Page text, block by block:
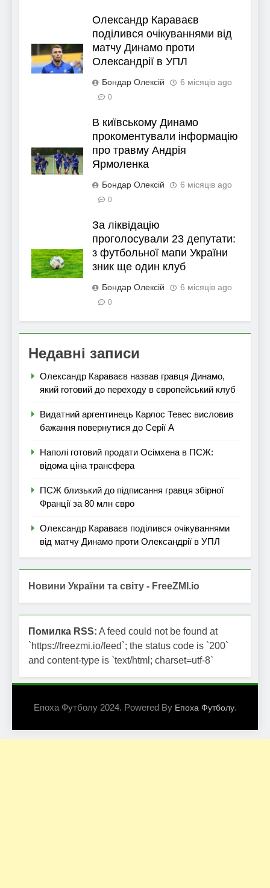
Олександр Караваєв
поділився очікуваннями від
матчу Динамо проти
Олександрії в УПЛ
Бондар Олексій 6 місяців ago
0
В київському Динамо
прокоментували інформацію
про травму Андрія
Ярмоленка
Бондар Олексій 6 місяців ago
0
За ліквідацію
проголосували 23 депутати:
з футбольної мапи України
зник ще один клуб
Бондар Олексій 6 місяців ago
0
Недавні записи
Олександр Караваєв назвав гравця Динамо,
який готовий до переходу в європейський клуб
Видатний аргентинець Карлос Тевес висловив
бажання повернутися до Серії А
Наполі готовий продати Осімхена в ПСЖ:
відома ціна трансфера
ПСЖ близький до підписання гравця збірної
Франції за 80 млн євро
Олександр Караваєв поділився очікуваннями
від матчу Динамо проти Олександрії в УПЛ
Новини України та світу - FreeZMI.io
Помилка RSS: A feed could not be found at
`https://freezmi.io/feed`; the status code is `200`
and content-type is `text/html; charset=utf-8`
Епоха Футболу 2024. Powered By Епоха Футболу.